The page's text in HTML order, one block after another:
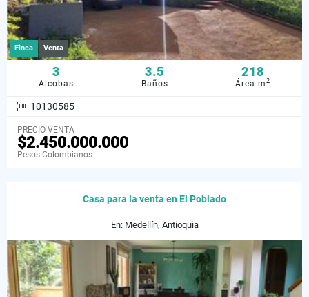
Finca Venta
3
Alcobas
3.5
Baños
218
Área m2
10130585
PRECIO VENTA
$2.450.000.000
Pesos Colombianos
Casa para la venta en El Poblado
En: Medellín, Antioquia